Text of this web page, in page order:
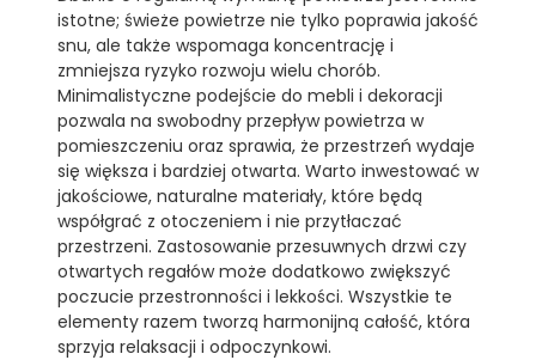
istotne; świeże powietrze nie tylko poprawia jakość
snu, ale także wspomaga koncentrację i
zmniejsza ryzyko rozwoju wielu chorób.
Minimalistyczne podejście do mebli i dekoracji
pozwala na swobodny przepływ powietrza w
pomieszczeniu oraz sprawia, że przestrzeń wydaje
się większa i bardziej otwarta. Warto inwestować w
jakościowe, naturalne materiały, które będą
współgrać z otoczeniem i nie przytłaczać
przestrzeni. Zastosowanie przesuwnych drzwi czy
otwartych regałów może dodatkowo zwiększyć
poczucie przestronności i lekkości. Wszystkie te
elementy razem tworzą harmonijną całość, która
sprzyja relaksacji i odpoczynkowi.